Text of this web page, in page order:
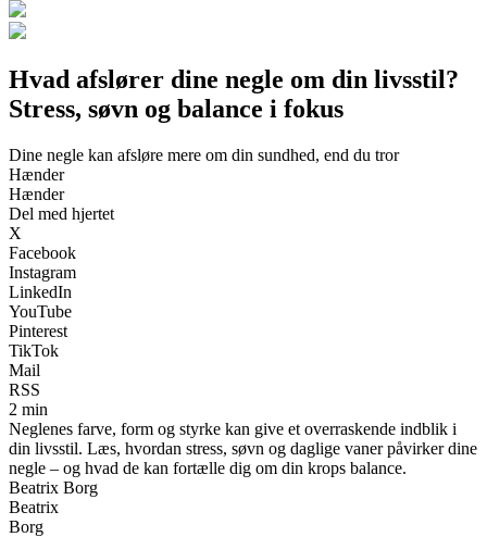
Hvad afslører dine negle om din livsstil?
Stress, søvn og balance i fokus
Dine negle kan afsløre mere om din sundhed, end du tror
Hænder
Hænder
Del med hjertet
X
Facebook
Instagram
LinkedIn
YouTube
Pinterest
TikTok
Mail
RSS
2 min
Neglenes farve, form og styrke kan give et overraskende indblik i
din livsstil. Læs, hvordan stress, søvn og daglige vaner påvirker dine
negle – og hvad de kan fortælle dig om din krops balance.
Beatrix Borg
Beatrix
Borg